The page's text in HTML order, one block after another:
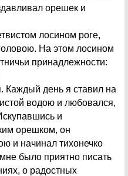
орешек и
лосином роге,
На этом лосином
принадлежности:
Каждый день я ставил на
водою и любовался,
и
орешком, он
и начинал тихонечко
было приятно писать
о радостных